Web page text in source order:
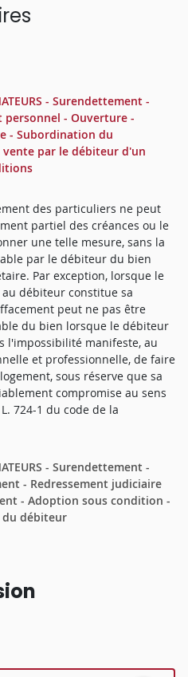
- Surendettement -
personnel - Ouverture -
- Subordination du
par le débiteur d'un
des particuliers ne peut
partiel des créances ou le
une telle mesure, sans la
par le débiteur du bien
Par exception, lorsque le
débiteur constitue sa
peut ne pas être
du bien lorsque le débiteur
l'impossibilité manifeste, au
et professionnelle, de faire
sous réserve que sa
compromise au sens
724-1 du code de la
- Surendettement -
- Redressement judiciaire
- Adoption sous condition -
débiteur